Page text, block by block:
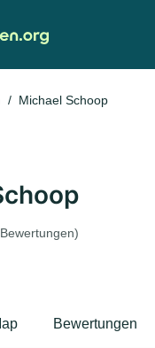
Michael Schoop
Bewertungen